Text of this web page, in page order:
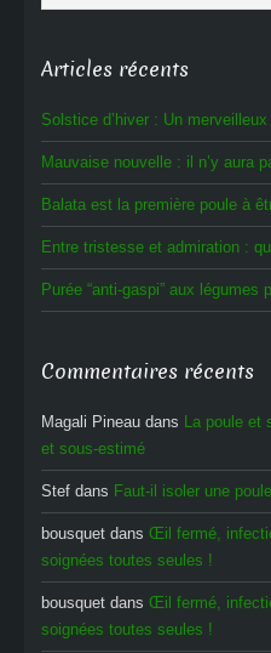
Articles récents
Solstice d’hiver : Un
Mauvaise nouvelle : il n’y aura
Balata est la première poule à
Entre tristesse et admiration :
Purée “anti-gaspi” aux légumes
Commentaires récents
Magali Pineau dans La poule et
et sous-estimé
Stef dans Faut-il isoler une
bousquet dans Œil fermé,
soignées toutes seules !
bousquet dans Œil fermé,
soignées toutes seules !